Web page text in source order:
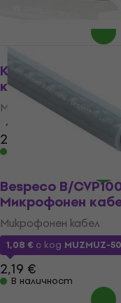
Klotz
кабел
Микрофонен кабел
4,5
2,69 €
Bespeco B/
Микрофонен
Микрофонен кабел
1,08 € с код MUZMUZ-50
2,19 €
В наличност